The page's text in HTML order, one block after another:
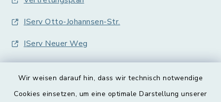
Wir weisen darauf hin, dass wir technisch notwendige
Cookies einsetzen, um eine optimale Darstellung unserer
IServ Otto-Johannsen-Str.
IServ Neuer Weg